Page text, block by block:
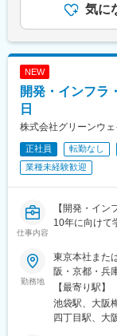
気に
NEW
開発・インフラ
日
株式会社グリーンウ
正社員 転勤なし
業種未経験歓迎
仕事内容
【開発・イ
10年に向けて
勤務地
東京本社また
阪・京都・兵
す。………【東
ースト10F＜
分の好立地
【最寄り駅】
池袋駅、大阪
四丁目駅、大